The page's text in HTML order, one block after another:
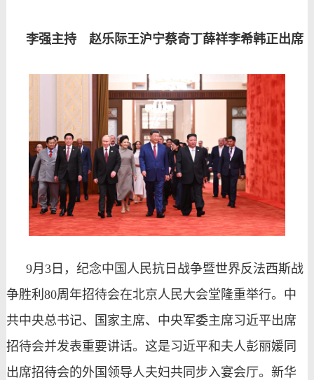
李强主持 赵乐际王沪宁蔡奇丁薛祥李希韩正出席
9月3日，纪念中国人民抗日战争暨世界反法西斯战
争胜利80周年招待会在北京人民大会堂隆重举行。中
共中央总书记、国家主席、中央军委主席习近平出席
招待会并发表重要讲话。这是习近平和夫人彭丽媛同
出席招待会的外国领导人夫妇共同步入宴会厅。新华